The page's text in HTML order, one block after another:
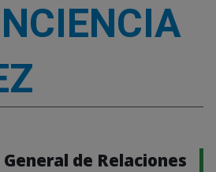
de Relaciones